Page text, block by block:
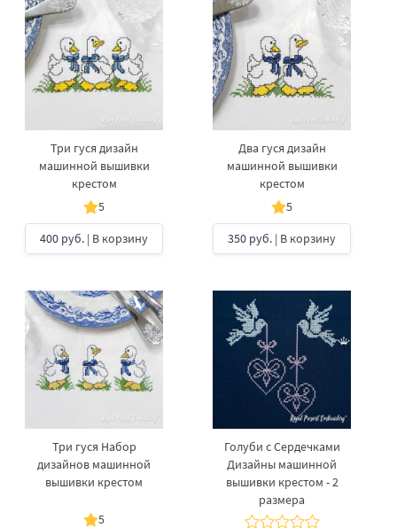
Три гуся дизайн
машинной вышивки
крестом
5
400 руб. | В корзину
Два гуся дизайн
машинной вышивки
крестом
5
350 руб. | В корзину
Три гуся Набор
дизайнов машинной
вышивки крестом
5
Голуби с Сердечками
Дизайны машинной
вышивки крестом - 2
размера